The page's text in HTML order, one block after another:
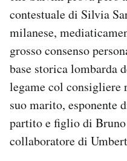
contestuale di Silvia
milanese,
grosso consenso
base storica lombarda
legame col consigliere
suo marito, esponente
partito e figlio di
collaboratore di